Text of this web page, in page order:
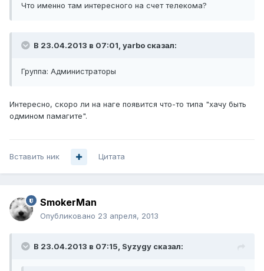
Что именно там интересного на счет телекома?
В 23.04.2013 в 07:01, yarbo сказал:
Группа: Администраторы
Интересно, скоро ли на наге появится что-то типа "хачу быть
одмином памагите".
Вставить ник Цитата
SmokerMan
Опубликовано 23 апреля, 2013
В 23.04.2013 в 07:15, Syzygy сказал: